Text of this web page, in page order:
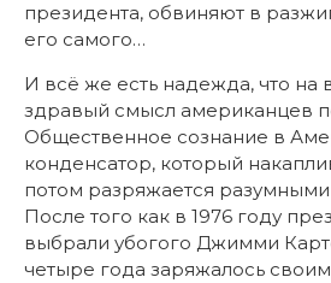
президента, обвиняют в
его самого…
И всё же есть надежда, что на
здравый смысл американцев
Общественное сознание в
конденсатор, который
потом разряжается
После того как в 1976 году
выбрали убогого Джимми
четыре года заряжалось